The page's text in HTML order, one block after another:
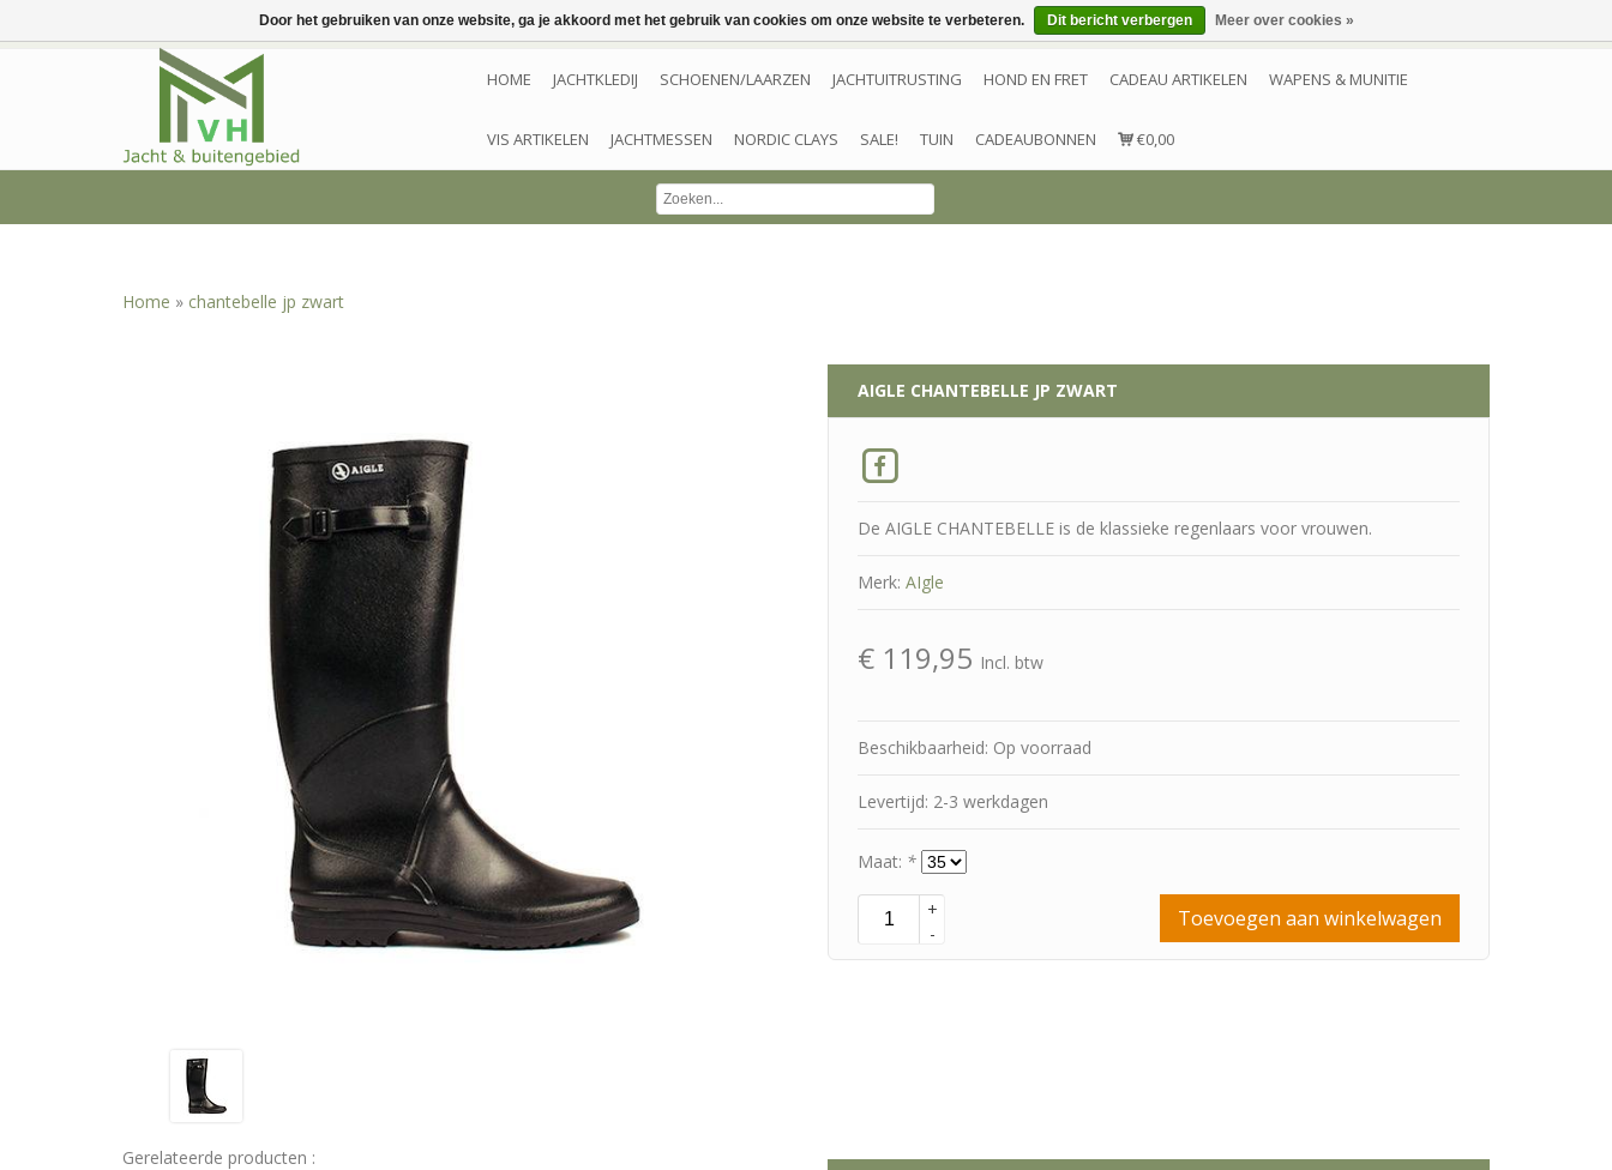
Inloggen Account aanmaken
HOME JACHTKLEDIJ SCHOENEN/LAARZEN JACHTUITRUSTING HOND EN FRET CADEAU ARTIKELEN WAPENS & MUNITIE
VIS ARTIKELEN JACHTMESSEN NORDIC CLAYS SALE! TUIN CADEAUBONNEN €0,00
Home » chantebelle jp zwart
AIGLE CHANTEBELLE JP ZWART
De AIGLE CHANTEBELLE is de klassieke regenlaars voor vrouwen.
Merk: AIgle
€ 119,95 Incl. btw
Beschikbaarheid: Op voorraad
Levertijd: 2-3 werkdagen
Maat: *
+
-
Toevoegen aan winkelwagen
Gerelateerde producten :
Door het gebruiken van onze website, ga je akkoord met het gebruik van cookies om onze website te verbeteren. Dit bericht verbergen Meer over cookies »